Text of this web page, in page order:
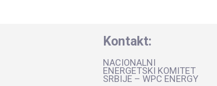
Kontakt:
NACIONALNI
ENERGETSKI KOMITET
SRBIJE – WPC ENERGY